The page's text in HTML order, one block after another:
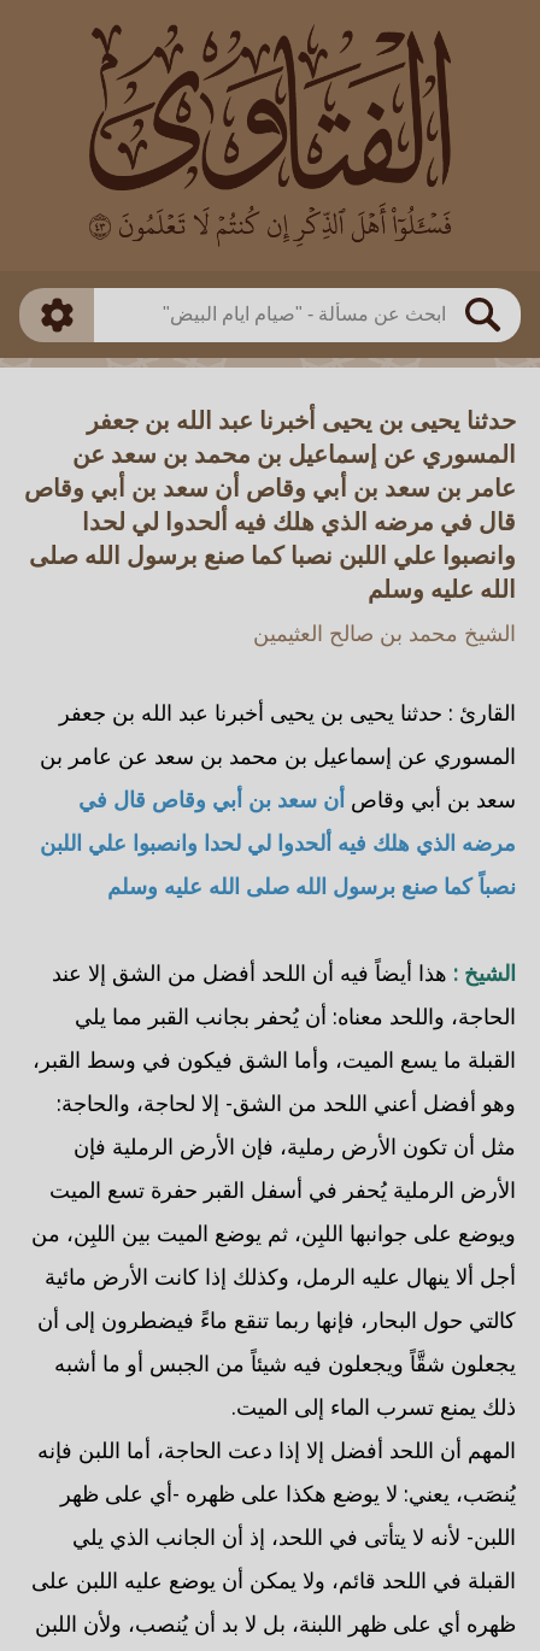
بحث
العالم
بن باز
بن العثيمين
اللجنة الدائمة
طريقة البحث
ذكي
حدثنا يحيى بن يحيى أخبرنا عبد الله بن جعفر
المسوري عن إسماعيل بن محمد بن سعد عن
عامر بن سعد بن أبي وقاص أن سعد بن أبي وقاص
قال في مرضه الذي هلك فيه ألحدوا لي لحدا
وانصبوا علي اللبن نصبا كما صنع برسول الله صلى
الله عليه وسلم
الشيخ محمد بن صالح العثيمين
القارئ : حدثنا يحيى بن يحيى أخبرنا عبد الله بن جعفر
المسوري عن إسماعيل بن محمد بن سعد عن عامر بن
سعد بن أبي وقاص أن سعد بن أبي وقاص قال في
مرضه الذي هلك فيه ألحدوا لي لحدا وانصبوا علي اللبن
نصباً كما صنع برسول الله صلى الله عليه وسلم
الشيخ : هذا أيضاً فيه أن اللحد أفضل من الشق إلا عند
الحاجة، واللحد معناه: أن يُحفر بجانب القبر مما يلي
القبلة ما يسع الميت، وأما الشق فيكون في وسط القبر،
وهو أفضل أعني اللحد من الشق- إلا لحاجة، والحاجة:
مثل أن تكون الأرض رملية، فإن الأرض الرملية فإن
الأرض الرملية يُحفر في أسفل القبر حفرة تسع الميت
ويوضع على جوانبها اللبِن، ثم يوضع الميت بين اللبِن، من
أجل ألا ينهال عليه الرمل، وكذلك إذا كانت الأرض مائية
كالتي حول البحار، فإنها ربما تنقع ماءً فيضطرون إلى أن
يجعلون شقَّاً ويجعلون فيه شيئاً من الجبس أو ما أشبه
ذلك يمنع تسرب الماء إلى الميت.
المهم أن اللحد أفضل إلا إذا دعت الحاجة، أما اللبن فإنه
يُنصَب، يعني: لا يوضع هكذا على ظهره -أي على ظهر
اللبن- لأنه لا يتأتى في اللحد، إذ أن الجانب الذي يلي
القبلة في اللحد قائم، ولا يمكن أن يوضع عليه اللبن على
ظهره أي على ظهر اللبنة، بل لا بد أن يُنصب، ولأن اللبن